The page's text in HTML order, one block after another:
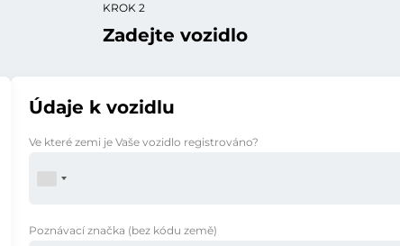
KROK 2
Zadejte vozidlo
Údaje k vozidlu
Ve které zemi je Vaše vozidlo registrováno?
Poznávací značka (bez kódu země)